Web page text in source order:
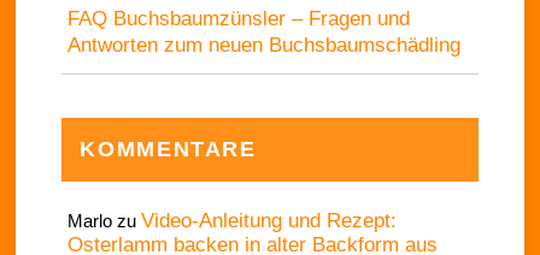
FAQ Buchsbaumzünsler – Fragen und
Antworten zum neuen Buchsbaumschädling
KOMMENTARE
Marlo zuVideo-Anleitung und Rezept:
Osterlamm backen in alter Backform aus